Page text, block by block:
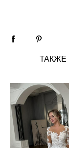
ТАКЖЕ